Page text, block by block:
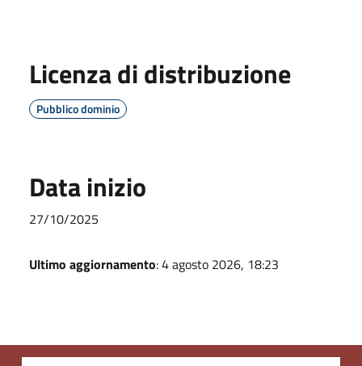
Licenza di distribuzione
Pubblico dominio
Data inizio
27/10/2025
Ultimo aggiornamento: 4 agosto 2026, 18:23